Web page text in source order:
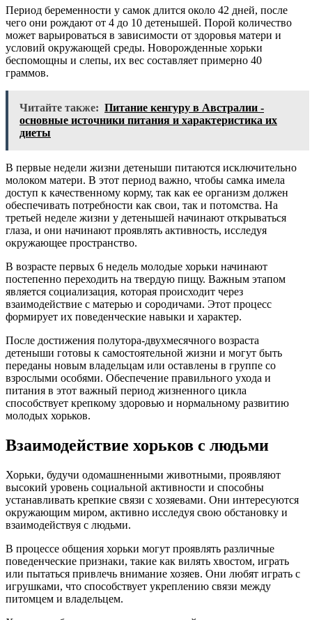
Период беременности у самок длится около 42 дней, после
чего они рождают от 4 до 10 детенышей. Порой количество
может варьироваться в зависимости от здоровья матери и
условий окружающей среды. Новорожденные хорьки
беспомощны и слепы, их вес составляет примерно 40
граммов.
Читайте также: Питание кенгуру в Австралии -
основные источники питания и характеристика их
диеты
В первые недели жизни детеныши питаются исключительно
молоком матери. В этот период важно, чтобы самка имела
доступ к качественному корму, так как ее организм должен
обеспечивать потребности как свои, так и потомства. На
третьей неделе жизни у детенышей начинают открываться
глаза, и они начинают проявлять активность, исследуя
окружающее пространство.
В возрасте первых 6 недель молодые хорьки начинают
постепенно переходить на твердую пищу. Важным этапом
является социализация, которая происходит через
взаимодействие с матерью и сородичами. Этот процесс
формирует их поведенческие навыки и характер.
После достижения полутора-двухмесячного возраста
детеныши готовы к самостоятельной жизни и могут быть
переданы новым владельцам или оставлены в группе со
взрослыми особями. Обеспечение правильного ухода и
питания в этот важный период жизненного цикла
способствует крепкому здоровью и нормальному развитию
молодых хорьков.
Взаимодействие хорьков с людьми
Хорьки, будучи одомашненными животными, проявляют
высокий уровень социальной активности и способны
устанавливать крепкие связи с хозяевами. Они интересуются
окружающим миром, активно исследуя свою обстановку и
взаимодействуя с людьми.
В процессе общения хорьки могут проявлять различные
поведенческие признаки, такие как вилять хвостом, играть
или пытаться привлечь внимание хозяев. Они любят играть с
игрушками, что способствует укреплению связи между
питомцем и владельцем.